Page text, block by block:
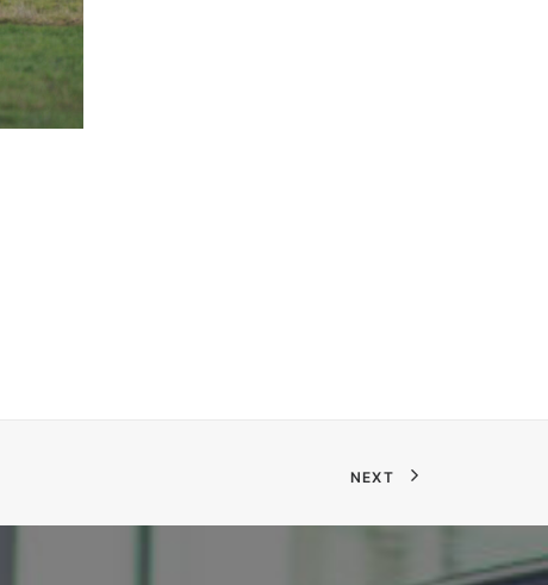
NEXT